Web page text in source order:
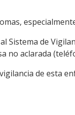
Sistema de
no aclarada
de esta